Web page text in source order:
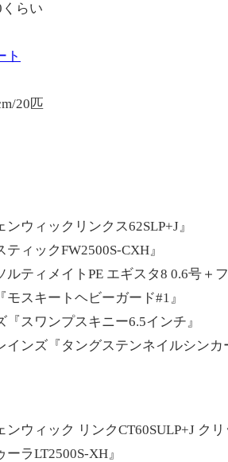
らい
ト
20匹
ウィックリンクス62SLP+J』
ィックFW2500S-CXH』
ティメイトPE エギスタ8 0.6号＋フ
スキートヘビーガード#1』
スワンプスキニー6.5インチ』
ンズ『タングステンネイルシンカ
ウィック リンクCT60SULP+J クリ
ラLT2500S-XH』